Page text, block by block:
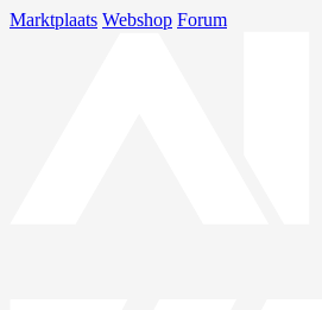
Marktplaats Webshop Forum